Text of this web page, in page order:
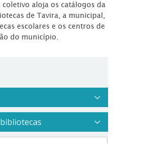
coletivo aloja os catálogos da
de Tavira, a municipal,
escolares e os centros de
do município.